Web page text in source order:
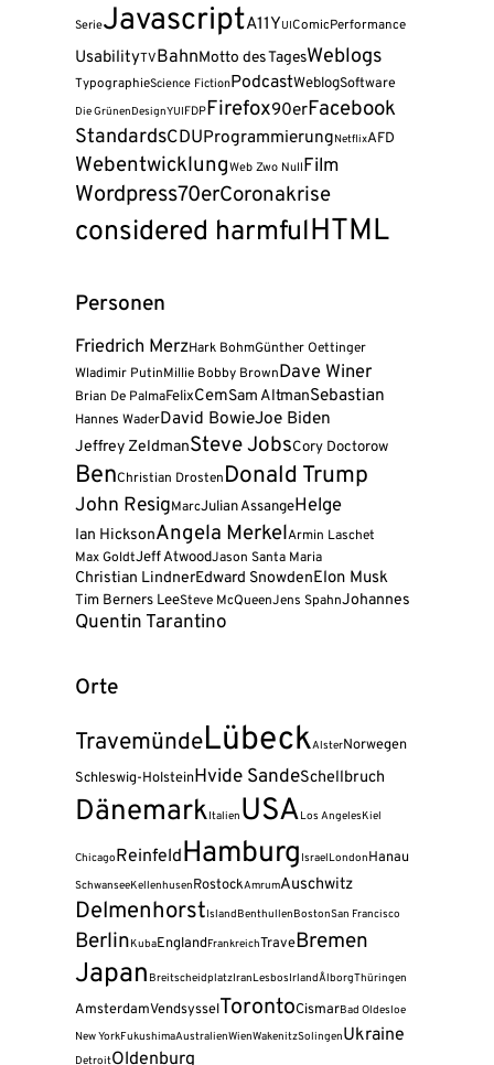
SerieJavascriptA11YUIComicPerformance
UsabilityTVBahnMotto des TagesWeblogs
TypographieScience FictionPodcastWeblogSoftware
Die GrünenDesignYUIFDPFirefox90erFacebook
StandardsCDUProgrammierungNetflixAFD
WebentwicklungWeb Zwo NullFilm
Wordpress70erCoronakrise
considered harmfulHTML
Personen
Friedrich MerzHark BohmGünther Oettinger
Wladimir PutinMillie Bobby BrownDave Winer
Brian De PalmaFelixCemSam AltmanSebastian
Hannes WaderDavid BowieJoe Biden
Jeffrey ZeldmanSteve JobsCory Doctorow
BenChristian DrostenDonald Trump
John ResigMarcJulian AssangeHelge
Ian HicksonAngela MerkelArmin Laschet
Max GoldtJeff AtwoodJason Santa Maria
Christian LindnerEdward SnowdenElon Musk
Tim Berners LeeSteve McQueenJens SpahnJohannes
Quentin Tarantino
Orte
TravemündeLübeckAlsterNorwegen
Schleswig-HolsteinHvide SandeSchellbruch
DänemarkItalien USALos AngelesKiel
ChicagoReinfeldHamburg IsraelLondonHanau
SchwanseeKellenhusenRostockAmrumAuschwitz
DelmenhorstIslandBenthullenBostonSan Francisco
BerlinKubaEnglandFrankreichTraveBremen
Japan BreitscheidplatzIranLesbosIrlandÅlborgThüringen
AmsterdamVendsysselTorontoCismarBad Oldesloe
New YorkFukushimaAustralienWienWakenitzSolingenUkraine
DetroitOldenburg